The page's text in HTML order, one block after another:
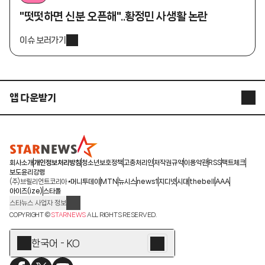
"떳떳하면 신분 오픈해"..황정민 사생활 논란
이슈 보러가기
앱 다운받기
STARPOLL
회사소개 개인정보처리방침청소년보호정책 고충처리인저작권규약이용약관 RSS팩트체크
보도윤리강령
(주)브릴리언트코리아 머니투데이 MTN 뉴시스news1 지디넷시대 thebell AAA
아이즈(ize) 스타폴
스타뉴스 사업자 정보
주소: 서울시 종로구 청계천로 11(서린동, 청계한국빌딩)
청소년 보호책임자: 문완식
등록번호:서울 아01055
등록일:2009.12.10
제호:스타뉴스
COPYRIGHT ©STARNEWSALL RIGHTS RESERVED.
한국어 - KO